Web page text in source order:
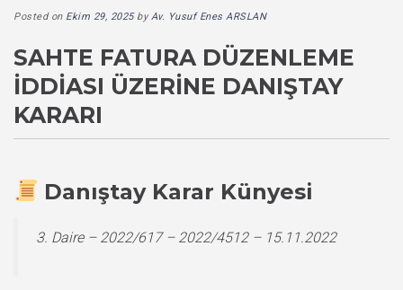
Posted on Ekim 29, 2025byAv. Yusuf Enes ARSLAN
SAHTE FATURA DÜZENLEME
İDDIASI ÜZERINE DANIŞTAY
KARARI
Danıştay Karar Künyesi
3. Daire – 2022/617 – 2022/4512 – 15.11.2022